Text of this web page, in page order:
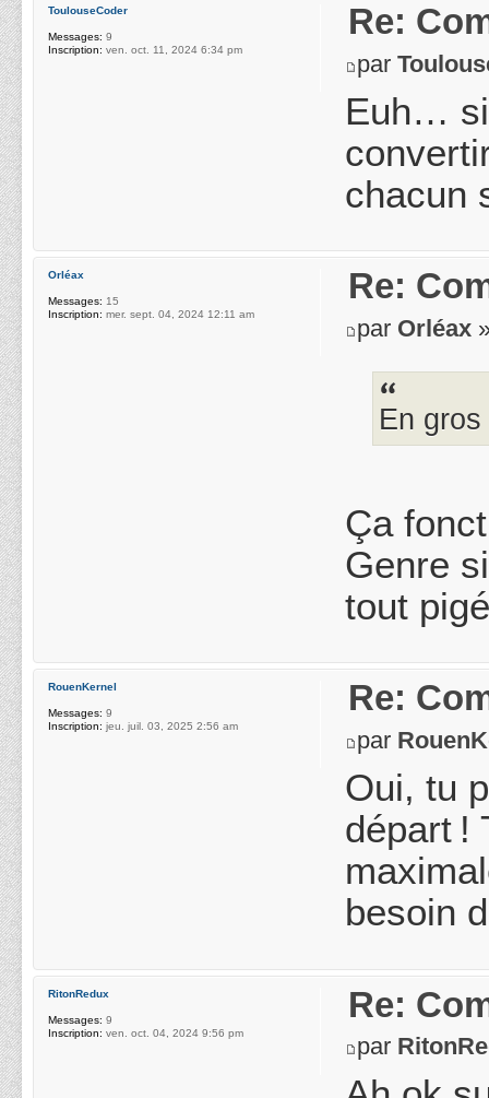
Re:
par
Euh… si
chacun
ToulouseCoder
Messages: 9
Inscription: ven. oct. 11, 2024 6:34 pm
Re:
par Orléax
En
Ça
Genre
tout
Orléax
Messages: 15
Inscription: mer. sept. 04, 2024 12:11 am
Re:
par
Oui, tu
départ !
besoin
RouenKernel
Messages: 9
Inscription: jeu. juil. 03, 2025 2:56 am
Re:
par
RitonRedux
Messages: 9
Inscription: ven. oct. 04, 2024 9:56 pm